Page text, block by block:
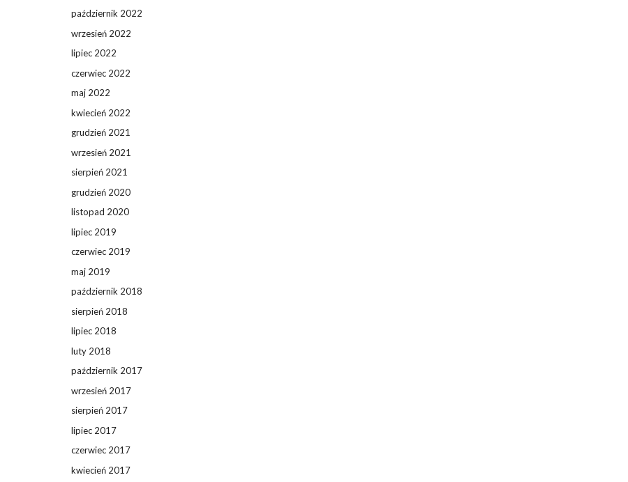
październik 2022
wrzesień 2022
lipiec 2022
czerwiec 2022
maj 2022
kwiecień 2022
grudzień 2021
wrzesień 2021
sierpień 2021
grudzień 2020
listopad 2020
lipiec 2019
czerwiec 2019
maj 2019
październik 2018
sierpień 2018
lipiec 2018
luty 2018
październik 2017
wrzesień 2017
sierpień 2017
lipiec 2017
czerwiec 2017
kwiecień 2017